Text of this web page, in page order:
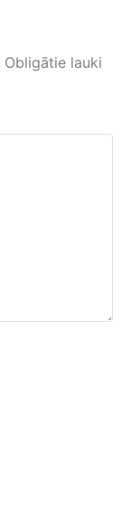
Obligātie lauki